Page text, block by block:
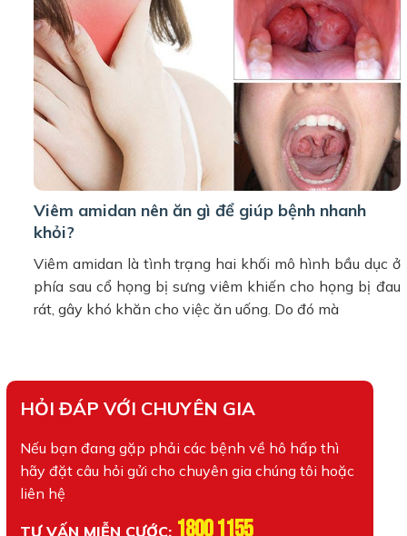
Viêm amidan nên ăn gì để giúp bệnh nhanh
khỏi?
Viêm amidan là tình trạng hai khối mô hình bầu dục ở
phía sau cổ họng bị sưng viêm khiến cho họng bị đau
rát, gây khó khăn cho việc ăn uống. Do đó mà
HỎI ĐÁP VỚI CHUYÊN GIA
Nếu bạn đang gặp phải các bệnh về hô hấp thì
hãy đặt câu hỏi gửi cho chuyên gia chúng tôi hoặc
liên hệ
TƯ VẤN MIỄN CƯỚC: 1800 1155